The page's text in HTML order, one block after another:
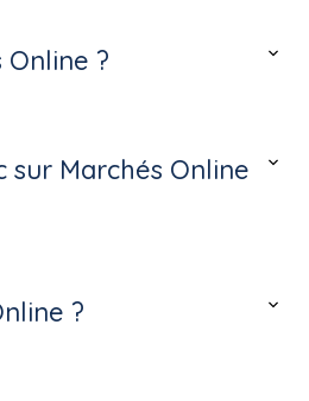
?
Marchés Online
?